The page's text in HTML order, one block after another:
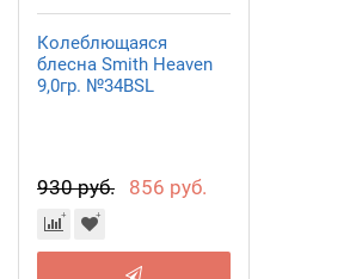
Колеблющаяся
блесна Smith Heaven
9,0гр. №34BSL
930 руб. 856 руб.